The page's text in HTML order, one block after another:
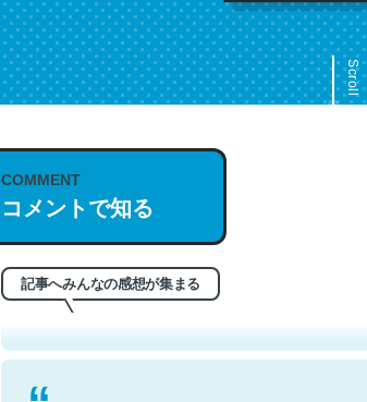
Scroll
COMMENT
コメントで知る
記事へみんなの感想が集まる
これは名文。彼はとてもクレバーなんだろうな
もお勧め。自分はこの流れ好き。Let’s
─今のこの状況が信じられるかい？ by ラーズ・ヌートバー